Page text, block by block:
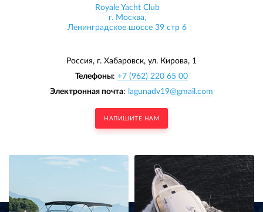
Royale Yacht Club
г. Москва,
Ленинградское шоссе 39 стр 6
Россия, г. Хабаровск, ул. Кирова, 1
Телефоны: +7 (962) 220 65 00
Электронная почта: lagunadv19@gmail.com
НАПИШИТЕ НАМ